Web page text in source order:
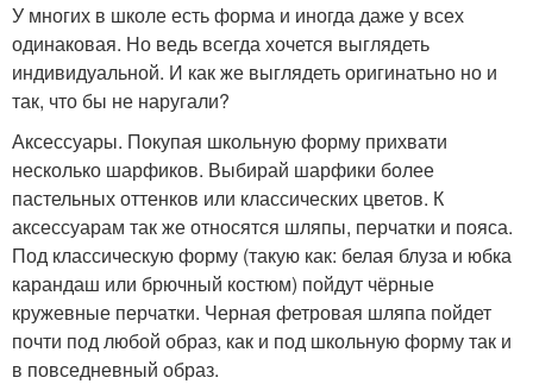
У многих в школе есть форма и иногда даже у всех
одинаковая. Но ведь всегда хочется выглядеть
индивидуальной. И как же выглядеть оригинатьно но и
так, что бы не наругали?
Аксессуары. Покупая школьную форму прихвати
несколько шарфиков. Выбирай шарфики более
пастельных оттенков или классических цветов. К
аксессуарам так же относятся шляпы, перчатки и пояса.
Под классическую форму (такую как: белая блуза и юбка
карандаш или брючный костюм) пойдут чёрные
кружевные перчатки. Черная фетровая шляпа пойдет
почти под любой образ, как и под школьную форму так и
в повседневный образ.